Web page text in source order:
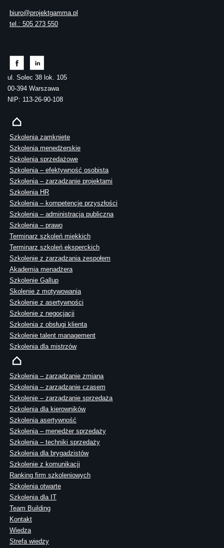
biuro@projektgamma.pl
tel.: 505 273 550
ul. Solec 38 lok. 105
00-394 Warszawa
NIP: 113-26-90-108
Szkolenia zamknięte
Szkolenia menedżerskie
Szkolenia sprzedażowe
Szkolenia – efektywność osobista
Szkolenia – zarządzanie projektami
Szkolenia HR
Szkolenia – kompetencje przyszłości
Szkolenia – administracja publiczna
Szkolenia – prawo
Terminarz szkoleń miękkich
Terminarz szkoleń eksperckich
Szkolenie z zarządzania zespołem
Akademia menadżera
Szkolenie Gallup
Skolenie z motywowania
Szkolenie z asertywności
Szkolenie z negocjacji
Szkolenia z obsługi klienta
Szkolenie talent management
Szkolenia dla mistrzów
Szkolenia – zarządzanie zmianą
Szkolenia – zarządzanie czasem
Szkolenie – zarządzanie sprzedażą
Szkolenia dla kierowników
Szkolenia asertywność
Szkolenia – menedżer sprzedaży
Szkolenia – techniki sprzedaży
Szkolenia dla brygadzistów
Szkolenie z komunikacji
Ranking firm szkoleniowych
Szkolenia otwarte
Szkolenia dla IT
Team Building
Kontakt
Wiedza
Strefa wiedzy